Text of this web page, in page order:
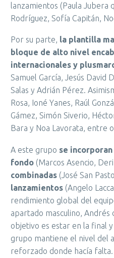
lanzamientos (Paula Jubera
Rodríguez, Sofía Capitán,
Por su parte, la plantilla
bloque de alto nivel
internacionales y
Samuel García, Jesús David
Salas y Adrián Pérez.
Rosa, Ioné Yanes, Raúl
Gámez, Simón Siverio,
Bara y Noa Lavorata, entre
A este grupo se
fondo (Marcos Asencio,
combinadas (José San
lanzamientos (Angelo
rendimiento global del
apartado masculino, Andrés
objetivo es estar en la final
grupo mantiene el nivel del
reforzado donde hacía